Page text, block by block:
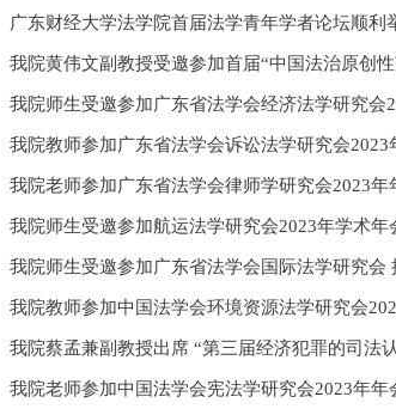
广东财经大学法学院首届法学青年学者论坛顺利
我院黄伟文副教授受邀参加首届“中国法治原创
我院师生受邀参加广东省法学会经济法学研究会
我院教师参加广东省法学会诉讼法学研究会2023
我院老师参加广东省法学会律师学研究会2023年
我院师生受邀参加航运法学研究会2023年学术年
我院师生受邀参加广东省法学会国际法学研究会
我院教师参加中国法学会环境资源法学研究会
我院蔡孟兼副教授出席 “第三届经济犯罪的司法
我院老师参加中国法学会宪法学研究会2023年年